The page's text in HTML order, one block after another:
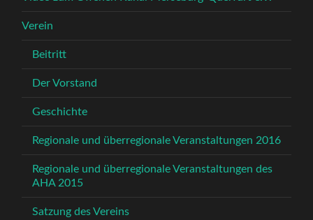
Verein
Beitritt
Der Vorstand
Geschichte
Regionale und überregionale Veranstaltungen 2016
Regionale und überregionale Veranstaltungen des
AHA 2015
Satzung des Vereins